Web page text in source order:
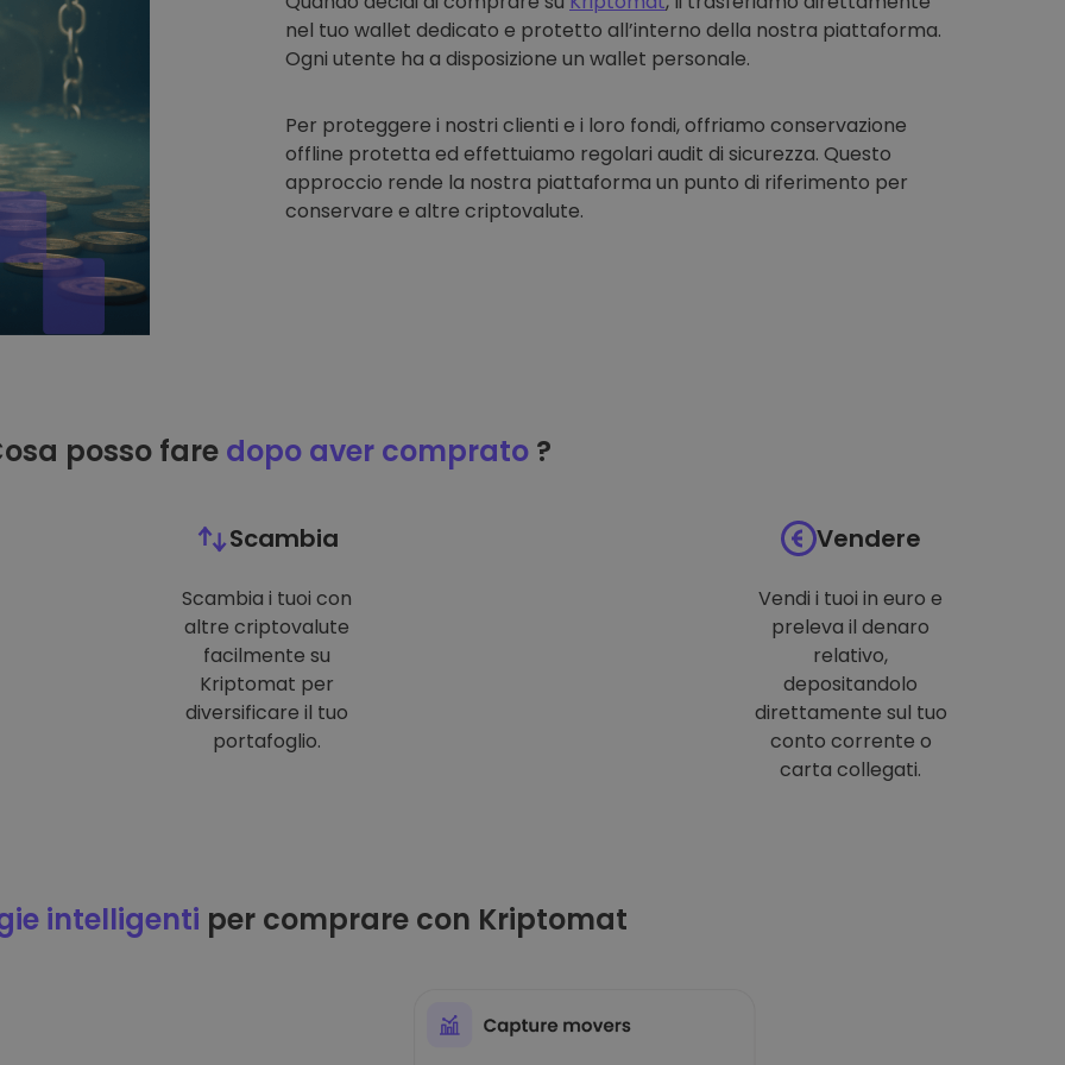
nel tuo wallet dedicato e protetto all’interno della nostra piattaforma.
Ogni utente ha a disposizione un wallet personale.
Per proteggere i nostri clienti e i loro fondi, offriamo conservazione
offline protetta ed effettuiamo regolari audit di sicurezza. Questo
approccio rende la nostra piattaforma un punto di riferimento per
conservare e altre criptovalute.
posso fare dopo aver comprato?
Scambia
Scambia i tuoi con
altre criptovalute
facilmente su
Kriptomat per
diversificare il tuo
portafoglio.
Vendere
Vendi i tuoi in euro e
preleva il denaro
relativo,
depositandolo
direttamente sul tuo
conto corrente o
carta collegati.
intelligenti per comprare con Kriptomat